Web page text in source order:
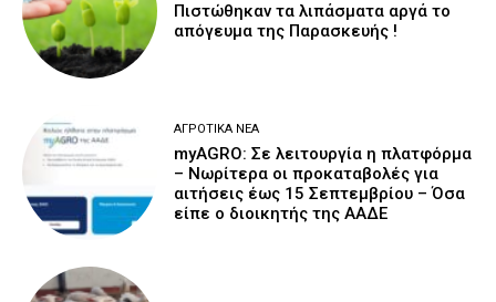
Πιστώθηκαν τα λιπάσματα αργά το
απόγευμα της Παρασκευής !
ΑΓΡΟΤΙΚΆ ΝΈΑ
myAGRO: Σε λειτουργία η πλατφόρμα
– Νωρίτερα οι προκαταβολές για
αιτήσεις έως 15 Σεπτεμβρίου – Όσα
είπε ο διοικητής της ΑΑΔΕ